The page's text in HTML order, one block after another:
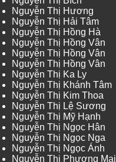
Nguyễn Thị Hương
Nguyễn Thị Hải Tâm
Nguyễn Thị Hồng Hà
Nguyễn Thị Hồng Vân
Nguyễn Thị Hồng Vân
Nguyễn Thị Hồng Vân
Nguyễn Thị Ka Ly
Nguyễn Thị Khánh Tâm
Nguyễn Thị Kim Thoa
Nguyễn Thị Lệ Sương
Nguyễn Thị Mỹ Hạnh
Nguyễn Thị Ngọc Hân
Nguyễn Thị Ngọc Nga
Nguyễn Thị Ngọc Ánh
Nguyễn Thị Phương Mai